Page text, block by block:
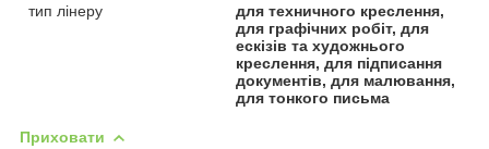
тип лінеру
для техничного креслення,
для графічних робіт, для
ескізів та художнього
креслення, для підписання
документів, для малювання,
для тонкого письма
Приховати